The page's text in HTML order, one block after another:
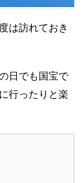
は訪れておき
日でも国宝で
行ったりと楽